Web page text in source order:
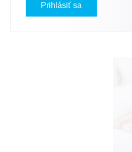
Prihlásiť sa